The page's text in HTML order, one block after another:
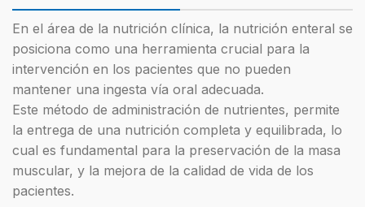
En el área de la nutrición clínica, la nutrición enteral se
posiciona como una herramienta crucial para la
intervención en los pacientes que no pueden
mantener una ingesta vía oral adecuada.
Este método de administración de nutrientes, permite
la entrega de una nutrición completa y equilibrada, lo
cual es fundamental para la preservación de la masa
muscular, y la mejora de la calidad de vida de los
pacientes.